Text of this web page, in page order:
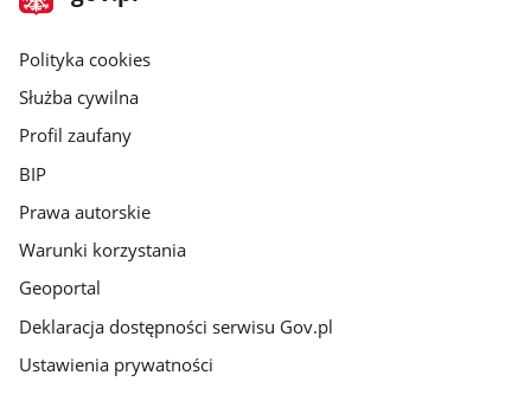
gov.pl
gov.pl
Polityka cookies
Służba cywilna
Profil zaufany
BIP
Prawa autorskie
Warunki korzystania
Geoportal
Deklaracja dostępności serwisu Gov.pl
Ustawienia prywatności